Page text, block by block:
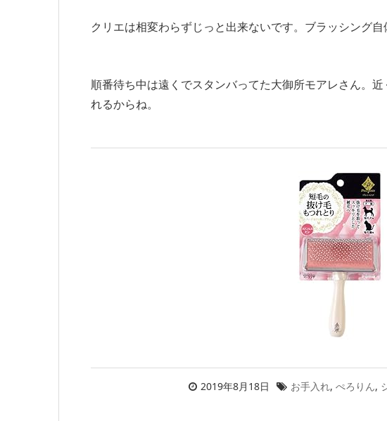
クリエは相変わらずじっと出来ないです。ブラッシング自
順番待ち中は遠くでスタンバってた大御所モアレさん。
れるからね。
2019年8月18日 お手入れ, ぺろりん,